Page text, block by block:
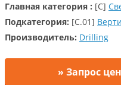
Главная категория : [C]
Подкатегория: [C.01]
Производитель: Drilling
» Запрос